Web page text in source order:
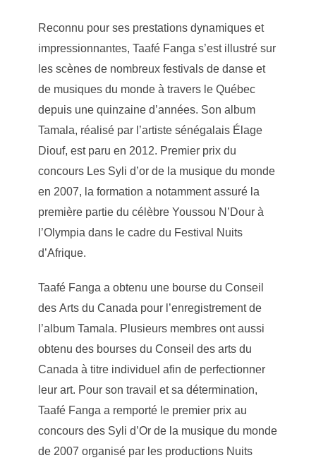
Reconnu pour ses prestations dynamiques et
impressionnantes, Taafé Fanga s’est illustré sur
les scènes de nombreux festivals de danse et
de musiques du monde à travers le Québec
depuis une quinzaine d’années. Son album
Tamala, réalisé par l’artiste sénégalais Élage
Diouf, est paru en 2012. Premier prix du
concours Les Syli d’or de la musique du monde
en 2007, la formation a notamment assuré la
première partie du célèbre Youssou N’Dour à
l’Olympia dans le cadre du Festival Nuits
d’Afrique.
Taafé Fanga a obtenu une bourse du Conseil
des Arts du Canada pour l’enregistrement de
l’album Tamala. Plusieurs membres ont aussi
obtenu des bourses du Conseil des arts du
Canada à titre individuel afin de perfectionner
leur art. Pour son travail et sa détermination,
Taafé Fanga a remporté le premier prix au
concours des Syli d’Or de la musique du monde
de 2007 organisé par les productions Nuits